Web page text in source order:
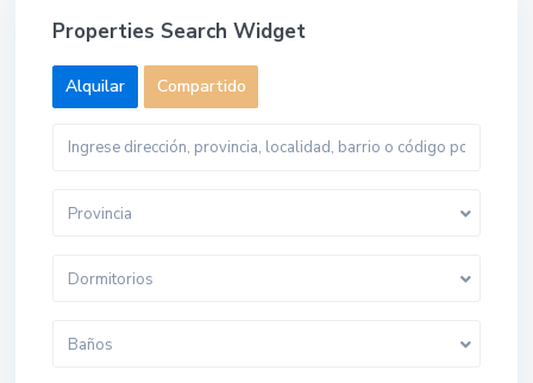
Properties Search Widget
Alquilar Compartido
Provincia
Dormitorios
Baños